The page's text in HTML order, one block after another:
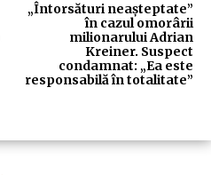
„Întorsături neașteptate”
în cazul omorârii
milionarului Adrian
Kreiner. Suspect
condamnat: „Ea este
responsabilă în totalitate”